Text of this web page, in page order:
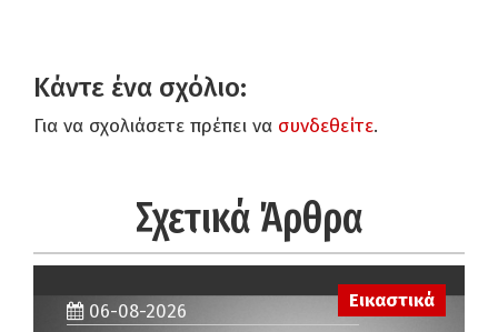
Κάντε ένα σχόλιο:
Για να σχολιάσετε πρέπει να συνδεθείτε.
Σχετικά Άρθρα
Εικαστικά
06-08-2026